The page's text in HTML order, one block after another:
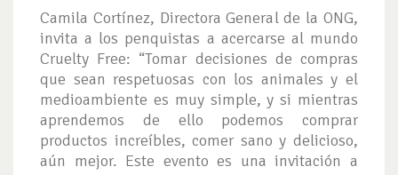
Camila Cortínez, Directora General de la ONG,
invita a los penquistas a acercarse al mundo
Cruelty Free: “Tomar decisiones de compras
que sean respetuosas con los animales y el
medioambiente es muy simple, y si mientras
aprendemos de ello podemos comprar
productos increíbles, comer sano y delicioso,
aún mejor. Este evento es una invitación a